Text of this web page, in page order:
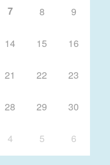
7 8 9
14 15 16
21 22 23
28 29 30
4 5 6